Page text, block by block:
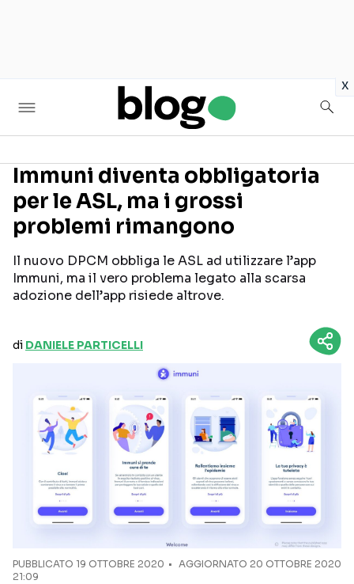
x
Seguici sui social
Immuni diventa obbligatoria
per le ASL, ma i grossi
problemi rimangono
Il nuovo DPCM obbliga le ASL ad utilizzare l’app
Immuni, ma il vero problema legato alla scarsa
adozione dell’app risiede altrove.
di DANIELE PARTICELLI
PUBBLICATO 19 OTTOBRE 2020
AGGIORNATO 20 OTTOBRE 2020
21:09